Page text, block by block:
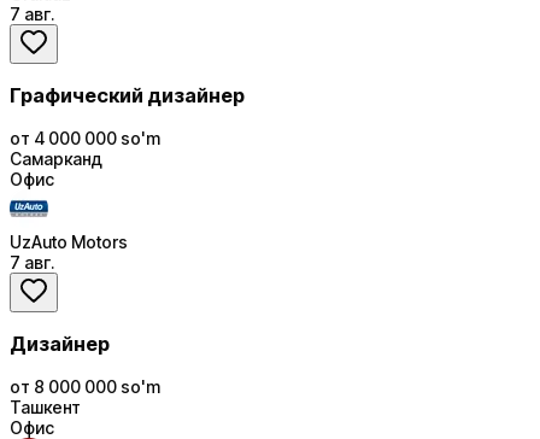
7 авг.
Графический дизайнер
от 4 000 000 so'm
Самарканд
Офис
UzAuto Motors
7 авг.
Дизайнер
от 8 000 000 so'm
Ташкент
Офис